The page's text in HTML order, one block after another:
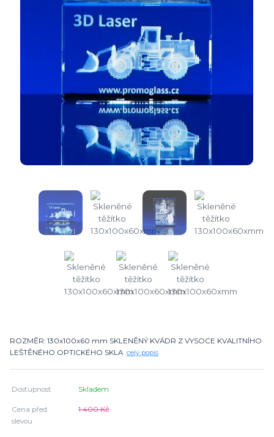
ROZMĚR: 130x100x60 mm SKLENĚNÝ KVÁDR Z VYSOCE KVALITNÍHO
LEŠTĚNÉHO OPTICKÉHO SKLA celý popis
Dostupnost Skladem
Cena před
slevou
1 400 Kč